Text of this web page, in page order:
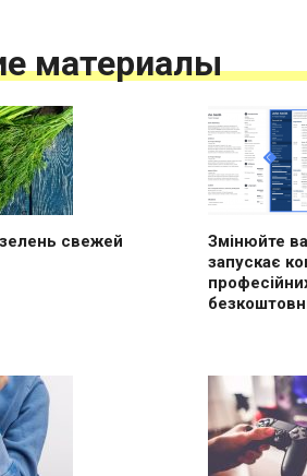
материалы
свежей
Змінюйте
запускає